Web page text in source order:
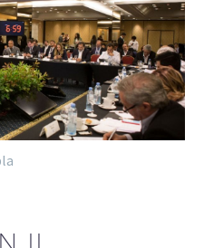
II